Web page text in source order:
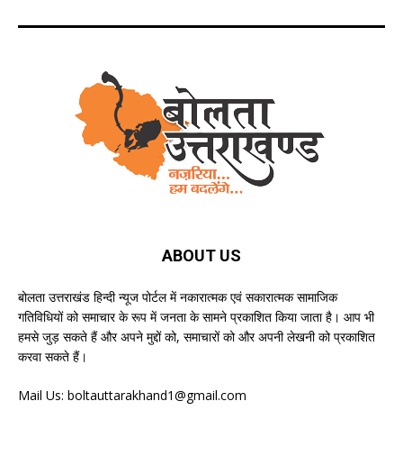
ABOUT US
बोलता उत्तराखंड हिन्दी न्यूज पोर्टल में नकारात्मक एवं सकारात्मक सामाजिक
गतिविधियों को समाचार के रूप में जनता के सामने प्रकाशित किया जाता है। आप भी
हमसे जुड़ सकते हैं और अपने मुद्दों को, समाचारों को और अपनी लेखनी को प्रकाशित
करवा सकते हैं।
Mail Us: boltauttarakhand1@gmail.com